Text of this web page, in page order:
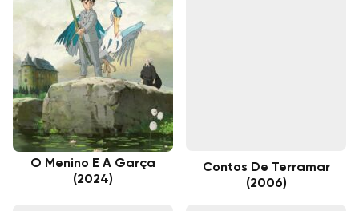
O Menino E A Garça
(2024)
Contos De Terramar
(2006)